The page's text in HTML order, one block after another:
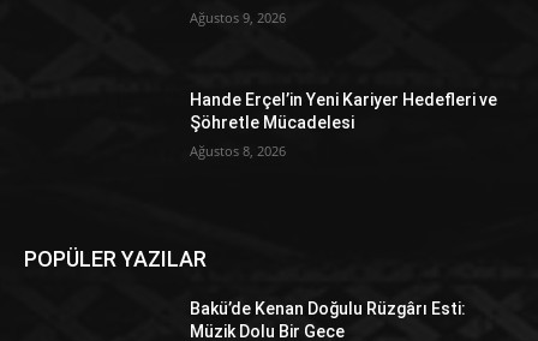
Ağustos 9, 2026
Hande Erçel’in Yeni Kariyer Hedefleri ve
Şöhretle Mücadelesi
Ağustos 8, 2026
POPÜLER YAZILAR
Bakü’de Kenan Doğulu Rüzgârı Esti:
Müzik Dolu Bir Gece